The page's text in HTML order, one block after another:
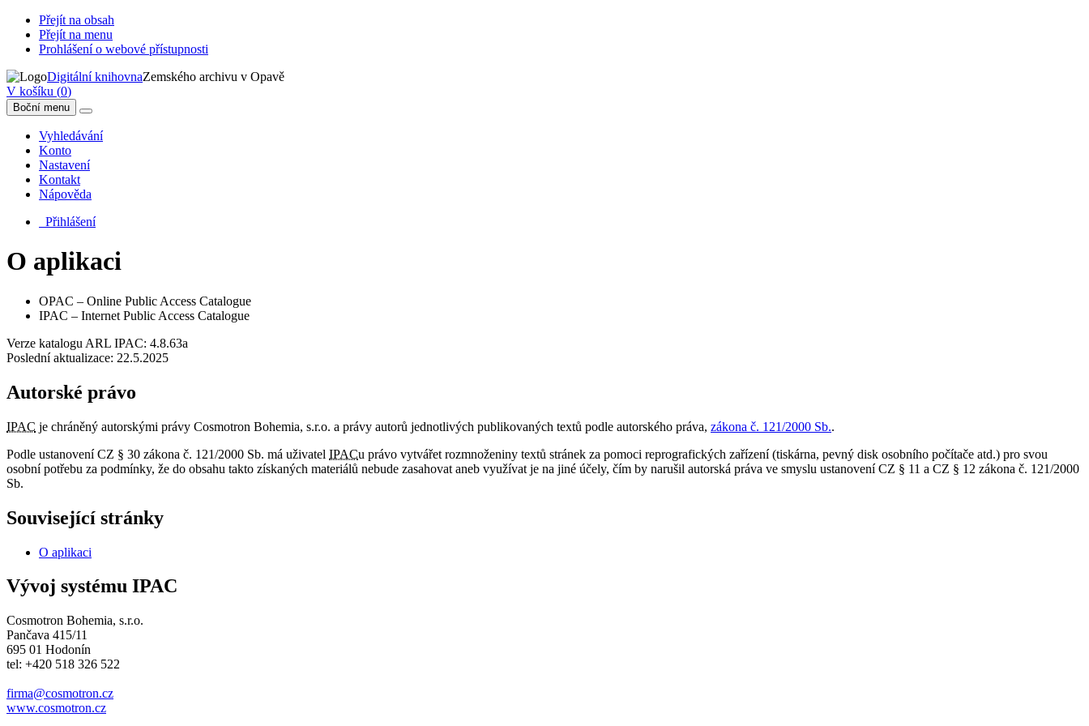
Přejít na obsah
Přejít na menu
Prohlášení o webové přístupnosti
Digitální knihovnaZemského archivu v Opavě
V košíku (0)
Boční menu
Vyhledávání
Konto
Nastavení
Kontakt
Nápověda
Přihlášení
O aplikaci
OPAC – Online Public Access Catalogue
IPAC – Internet Public Access Catalogue
Verze katalogu ARL IPAC: 4.8.63a
Poslední aktualizace: 22.5.2025
Autorské právo
IPAC je chráněný autorskými právy Cosmotron Bohemia, s.r.o. a právy autorů jednotlivých publikovaných textů podle autorského práva, zákona č. 121/2000 Sb..
Podle ustanovení CZ § 30 zákona č. 121/2000 Sb. má uživatel IPACu právo vytvářet rozmnoženiny textů stránek za pomoci reprografických zařízení (tiskárna, pevný disk osobního počítače atd.) pro svou
osobní potřebu za podmínky, že do obsahu takto získaných materiálů nebude zasahovat aneb využívat je na jiné účely, čím by narušil autorská práva ve smyslu ustanovení CZ § 11 a CZ § 12 zákona č. 121/2000
Sb.
Související stránky
O aplikaci
Vývoj systému IPAC
Cosmotron Bohemia, s.r.o.
Pančava 415/11
695 01 Hodonín
tel: +420 518 326 522
firma@cosmotron.cz
www.cosmotron.cz